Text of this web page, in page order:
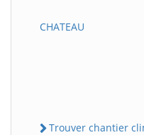
CHATEAU
Trouver chantier